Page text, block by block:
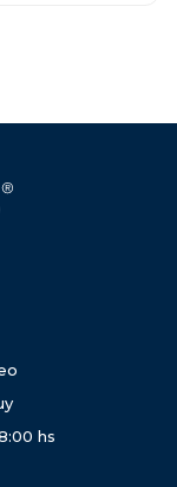
hs